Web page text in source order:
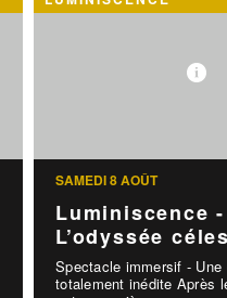
SAMEDI 8 AOÛT
Luminiscence -
L’odyssée
Spectacle immersif - Une
totalement inédite Après